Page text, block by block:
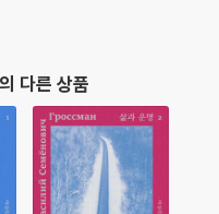
해 거부되는 등 평생 검열과 압제
살로 어머니가, 폭탄 폭발로 큰아
서 『트레블린카의 지옥』(1945
의 다른 상품